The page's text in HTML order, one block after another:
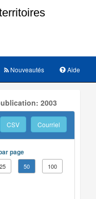
Aide
Nouveautés
2003
CSV Courriel
page
25 50 100